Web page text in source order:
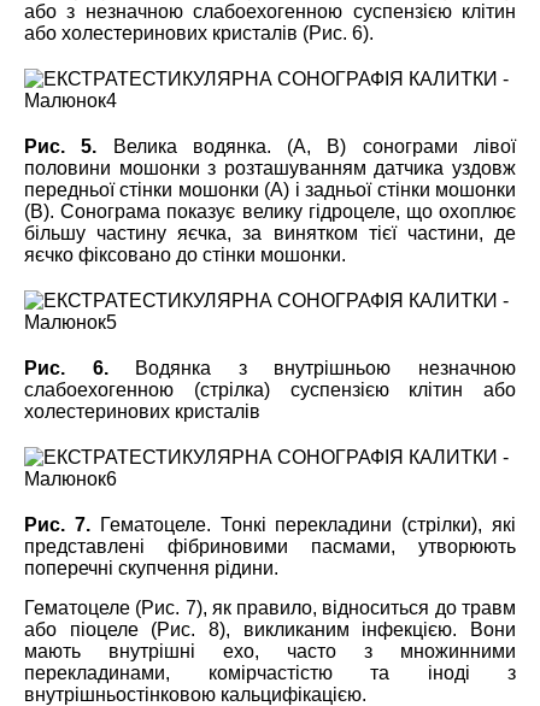
або з незначною слабоехогенною суспензією клітин
або холестеринових кристалів (Рис. 6).
Рис. 5. Велика водянка. (А, В) сонограми лівої
половини мошонки з розташуванням датчика уздовж
передньої стінки мошонки (А) і задньої стінки мошонки
(В). Сонограма показує велику гідроцеле, що охоплює
більшу частину яєчка, за винятком тієї частини, де
яєчко фіксовано до стінки мошонки.
Рис. 6.Водянка з внутрішньою незначною
слабоехогенною (стрілка) суспензією клітин або
холестеринових кристалів
Рис. 7.Гематоцеле. Тонкі перекладини (стрілки), які
представлені фібриновими пасмами, утворюють
поперечні скупчення рідини.
Гематоцеле (Рис. 7), як правило, відноситься до травм
або піоцеле (Рис. 8), викликаним інфекцією. Вони
мають внутрішні ехо, часто з множинними
перекладинами, комірчастістю та іноді з
внутрішньостінковою кальцифікацією.